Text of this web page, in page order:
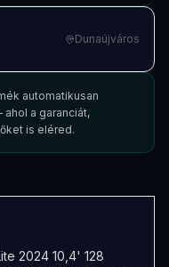
Dunaújváros
automatikusan
a garanciát,
is eléred.
2024 10,4' 128